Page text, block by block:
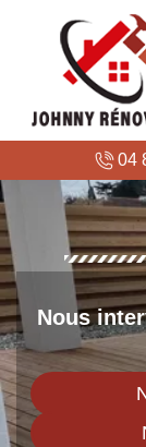
04
Nous